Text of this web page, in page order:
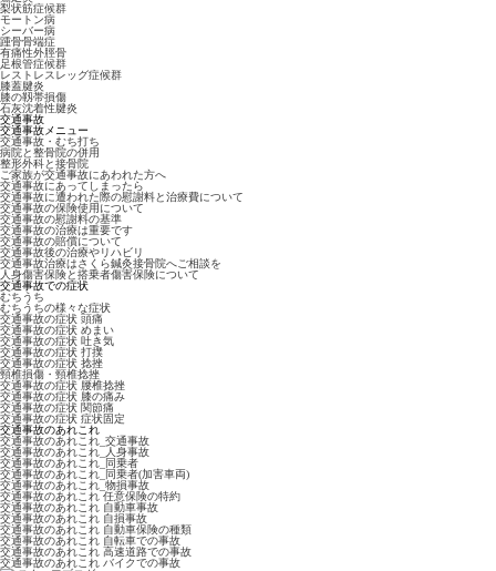
梨状筋症候群
モートン病
シーバー病
踵骨骨端症
有痛性外脛骨
足根管症候群
レストレスレッグ症候群
膝蓋腱炎
膝の靱帯損傷
石灰沈着性腱炎
交通事故
交通事故メニュー
交通事故・むち打ち
病院と整骨院の併用
整形外科と接骨院
ご家族が交通事故にあわれた方へ
交通事故にあってしまったら
交通事故に遭われた際の慰謝料と治療費について
交通事故の保険使用について
交通事故の慰謝料の基準
交通事故の治療は重要です
交通事故の賠償について
交通事故後の治療やリハビリ
交通事故治療はさくら鍼灸接骨院へご相談を
人身傷害保険と搭乗者傷害保険について
交通事故での症状
むちうち
むちうちの様々な症状
交通事故の症状 頭痛
交通事故の症状 めまい
交通事故の症状 吐き気
交通事故の症状 打撲
交通事故の症状 捻挫
頸椎損傷・頸椎捻挫
交通事故の症状 腰椎捻挫
交通事故の症状 膝の痛み
交通事故の症状 関節痛
交通事故の症状 症状固定
交通事故のあれこれ
交通事故のあれこれ_交通事故
交通事故のあれこれ_人身事故
交通事故のあれこれ_同乗者
交通事故のあれこれ_同乗者(加害車両)
交通事故のあれこれ_物損事故
交通事故のあれこれ 任意保険の特約
交通事故のあれこれ 自動車事故
交通事故のあれこれ 自損事故
交通事故のあれこれ 自動車保険の種類
交通事故のあれこれ 自転車での事故
交通事故のあれこれ 高速道路での事故
交通事故のあれこれ バイクでの事故